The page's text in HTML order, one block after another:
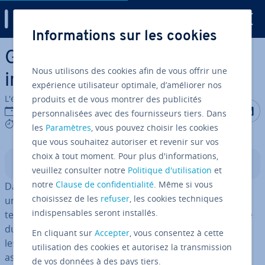
Aller au contenu principal
Gigabyte : l’unité de mesure
in­for­ma­tique expliquée
L'équipe édi­to­riale IONOS
05/08/2021
7 mins
Partager
Dans le monde in­for­ma­tique, il existe de nom­breuses
unités de mesure qui expriment certaines pro­prié­tés
tech­niques, comme la capacité de stockage d’un disque
dur ou la taille d’un fichier. L’une des unités de mesure
les plus connues est le gigabyte, que nous ren­con­trons
assez souvent dans la vie de tous les jours, que ce soit
Informations sur les cookies
Nous utilisons des cookies afin de vous offrir une
expérience utilisateur optimale, d’améliorer nos
produits et de vous montrer des publicités
personnalisées avec des fournisseurs tiers. Dans
les Paramètres, vous pouvez choisir les cookies
que vous souhaitez autoriser et revenir sur vos
choix à tout moment. Pour plus d'informations,
veuillez consulter notre Politique d'utilisation et
notreClause de confidentialité. Même si vous
choisissez de les refuser, les cookies techniques
indispensables seront installés.
En cliquant surAccepter, vous consentez à cette
utilisation des cookies et autorisez la transmission
de vos données à des pays tiers.